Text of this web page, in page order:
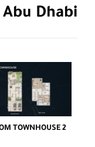
Abu Dhabi خطط المبنى
2 BEDROOM TOWNHOUSE